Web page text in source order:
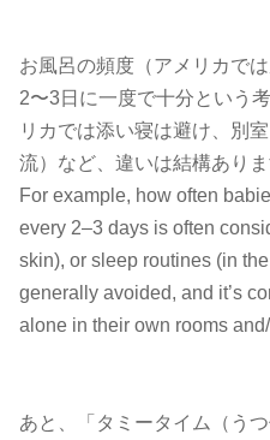
お風呂の頻度（アメリカで
2〜3日に一度で十分という
リカでは添い寝は避け、別
流）など、違いは結構ありま
For example, how often
every 2–3 days is often
skin), or sleep routines (in
generally avoided, and it’s
alone in their own rooms
あと、「タミータイム（う